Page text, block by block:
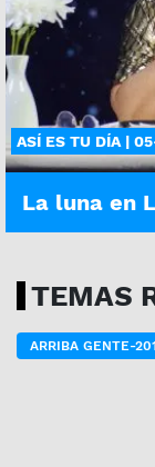
ASÍ ES TU DÍA |
La luna en
TEMAS
ARRIBA GENTE-